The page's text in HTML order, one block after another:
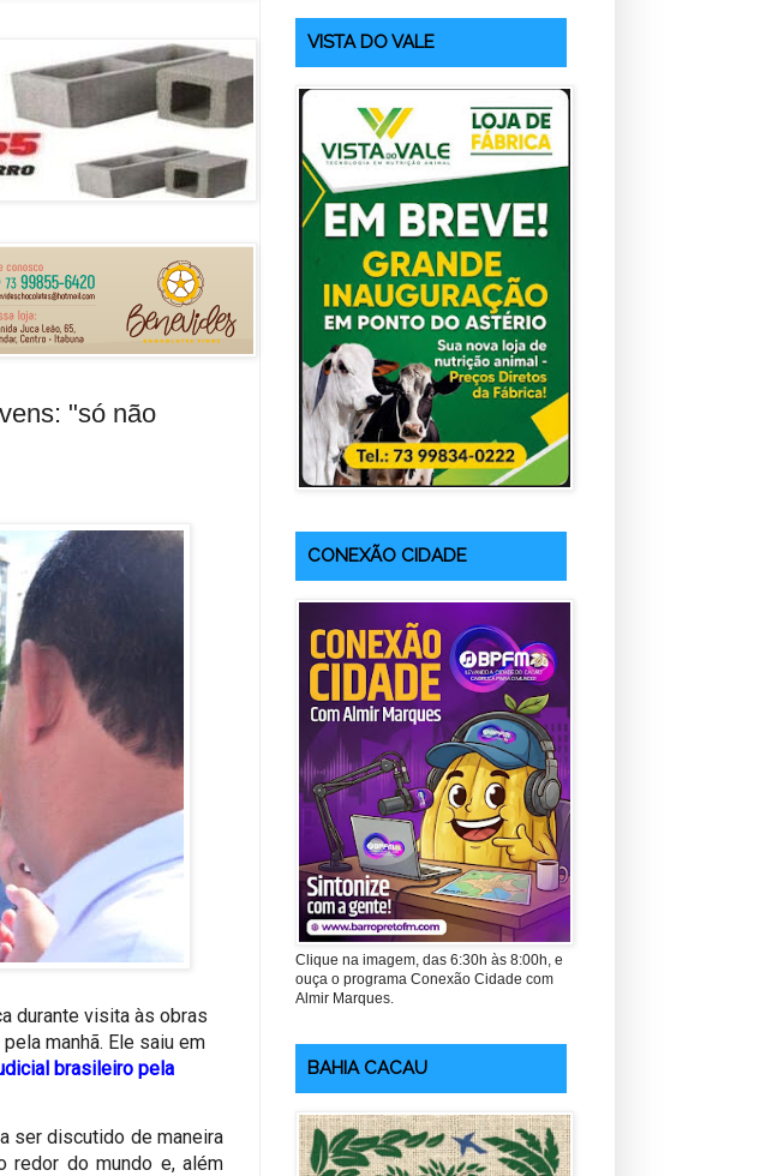
"só não
durante visita às obras
manhã. Ele saiu em
brasileiro pela
ser discutido de maneira
redor do mundo e, além
VISTA DO VALE
CONEXÃO CIDADE
Clique na imagem, das 6:30h às 8:00h, e
ouça o programa Conexão Cidade com
Almir Marques.
BAHIA CACAU